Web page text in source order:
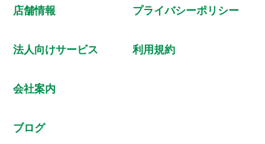
店舗情報
法人向けサービス
会社案内
ブログ
プライバシーポリシー
利用規約